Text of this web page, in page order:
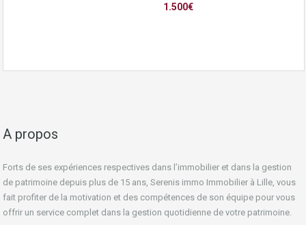
1.500€
A propos
Forts de ses expériences respectives dans l’immobilier et dans la gestion
de patrimoine depuis plus de 15 ans, Serenis immo Immobilier à Lille, vous
fait profiter de la motivation et des compétences de son équipe pour vous
offrir un service complet dans la gestion quotidienne de votre patrimoine.